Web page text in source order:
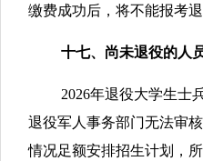
缴费成功后，将不能报考
十七、尚未退役的人
2026年退役大学生士
退役军人事务部门无法审
情况足额安排招生计划，